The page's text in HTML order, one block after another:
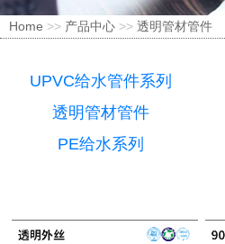
Home >> 产品中心 >> 透明管材管件
UPVC给水管件系列
透明管材管件
PE给水系列